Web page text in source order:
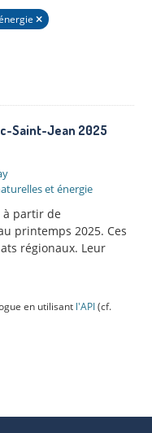
Saint-Jean 2025
et énergie
à partir de
printemps 2025. Ces
régionaux. Leur
en utilisant l'API(cf.